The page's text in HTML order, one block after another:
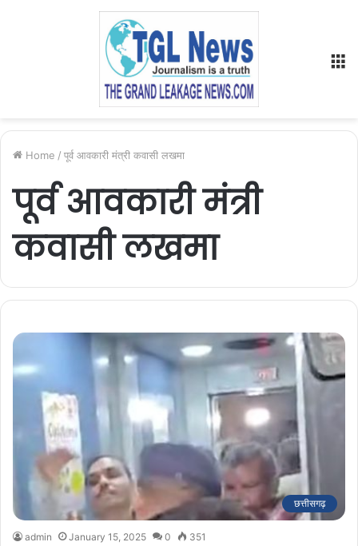
Home / पूर्व आवकारी मंत्री कवासी लखमा
पूर्व आवकारी मंत्री
कवासी लखमा
छत्तीसगढ़
admin January 15, 2025 0 351